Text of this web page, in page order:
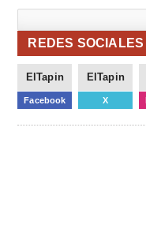
REDES SOCIALES
ElTapin
Facebook
ElTapin
X